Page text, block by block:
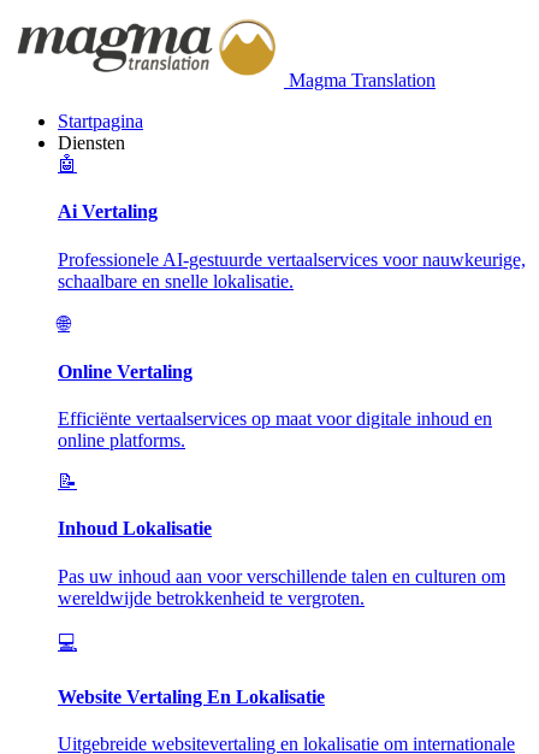
Magma Translation
Startpagina
Diensten
🤖
Ai Vertaling
Professionele AI-gestuurde vertaalservices voor nauwkeurige,
schaalbare en snelle lokalisatie.
🌐
Online Vertaling
Efficiënte vertaalservices op maat voor digitale inhoud en
online platforms.
📝
Inhoud Lokalisatie
Pas uw inhoud aan voor verschillende talen en culturen om
wereldwijde betrokkenheid te vergroten.
💻
Website Vertaling En Lokalisatie
Uitgebreide websitevertaling en lokalisatie om internationale